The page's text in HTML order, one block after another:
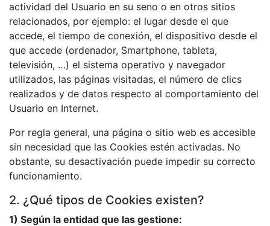
actividad del Usuario en su seno o en otros sitios
relacionados, por ejemplo: el lugar desde el que
accede, el tiempo de conexión, el dispositivo desde el
que accede (ordenador, Smartphone, tableta,
televisión, …) el sistema operativo y navegador
utilizados, las páginas visitadas, el número de clics
realizados y de datos respecto al comportamiento del
Usuario en Internet.
Por regla general, una página o sitio web es accesible
sin necesidad que las Cookies estén activadas. No
obstante, su desactivación puede impedir su correcto
funcionamiento.
2. ¿Qué tipos de Cookies existen?
1) Según la entidad que las gestione: